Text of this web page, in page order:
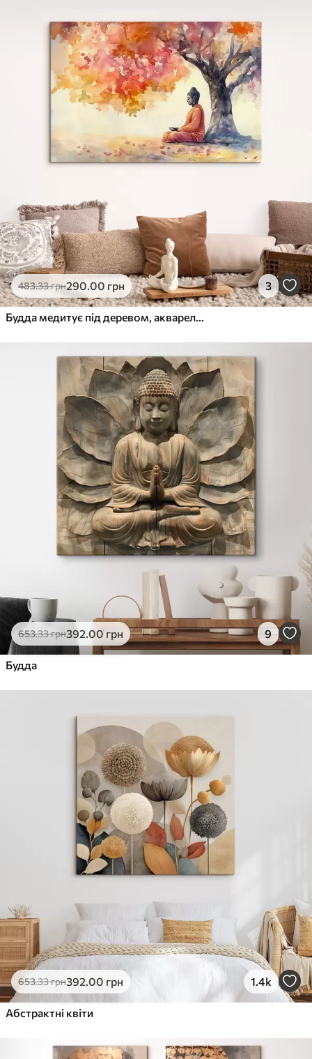
Яскраві, насичені кольори
Стійкість до вицвітання
Безпечне чорнило без запаху
Поверхня з текстурою полотна
Екологічний матеріал
Преміум
грн
Яскраві, насичені кольори
✓ Безпечне чорнило без запаху
✓Поверхня з текстурою полотна
✗Екологічний матеріал
Еко-Преміум
455 .00грн
✓Яскраві, насичені кольори
Поверхня з текстурою полотна
Екологічний матеріал
483.33грн290.00 грн 3
Будда медитує під деревом, акварель, осінь, езотерика
653.33грн392.00 грн 9
Будда
653.33грн392.00 грн 1.4k
Абстрактні квіти